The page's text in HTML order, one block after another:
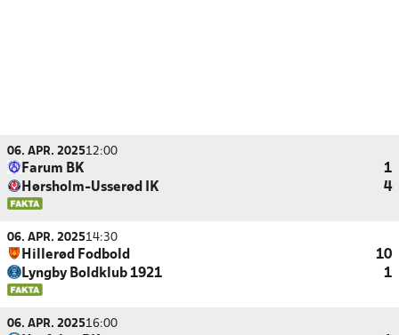
06. APR. 202512:00
Farum BK
1
Hørsholm-Usserød IK
4
06. APR. 202514:30
Hillerød Fodbold
10
Lyngby Boldklub 1921
1
06. APR. 202516:00